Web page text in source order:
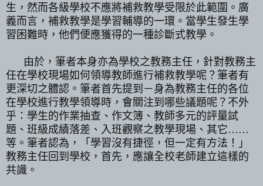
生，然而各級學校不應將補救教學受限於此範圍。廣
義而言，補救教學是學習輔導的一環。當學生發生學
習困難時，他們便應獲得的一種診斷式教學。
由於，筆者本身亦為學校之教務主任，針對教務主
任在學校現場如何領導教師進行補救教學呢？筆者有
更深切之體認。筆者首先提到－身為教務主任的各位
在學校進行教學領導時，會關注到哪些議題呢？不外
乎：學生的作業抽查、作文簿、教師多元的評量試
題、班級成績落差、入班觀察之教學現場、其它……
等。筆者認為，「學習沒有捷徑，但一定有方法！」
教務主任回到學校，首先，應讓全校老師建立這樣的
共識。